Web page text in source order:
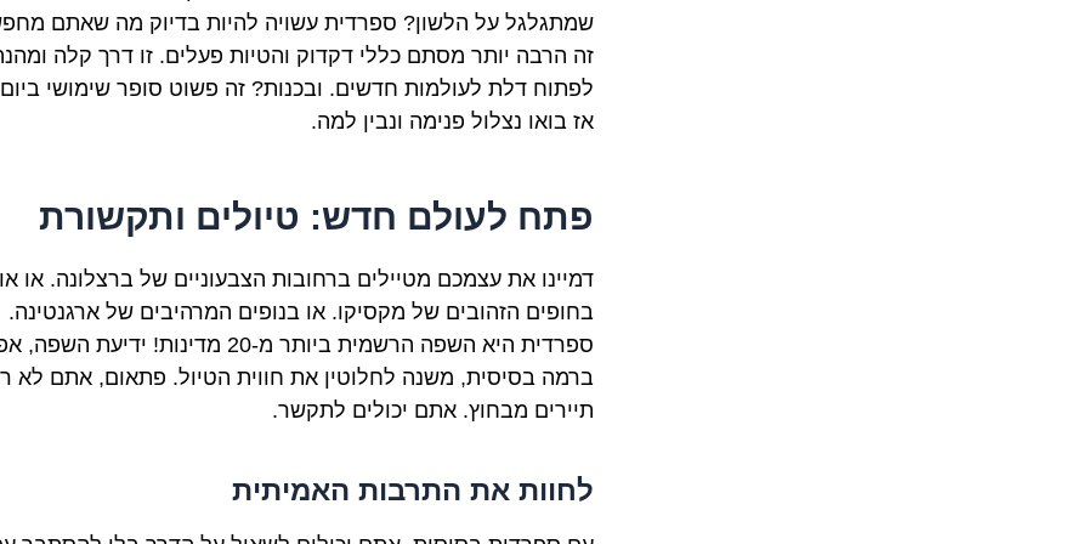
שמתגלגל על הלשון? ספרדית עשויה להיות בדיוק מה שאתם
זה הרבה יותר מסתם כללי דקדוק והטיות פעלים. זו דרך קלה
לפתוח דלת לעולמות חדשים. ובכנות? זה פשוט סופר שימושי ביום
אז בואו נצלול פנימה ונבין למה.
פתח לעולם חדש: טיולים ותקשורת
דמיינו את עצמכם מטיילים ברחובות הצבעוניים של ברצלונה. או
בחופים הזהובים של מקסיקו. או בנופים המרהיבים של ארגנטינה.
ספרדית היא השפה הרשמית ביותר מ-20 מדינות! ידיעת
ברמה בסיסית, משנה לחלוטין את חווית הטיול. פתאום, אתם לא
תיירים מבחוץ. אתם יכולים לתקשר.
לחוות את התרבות האמיתית